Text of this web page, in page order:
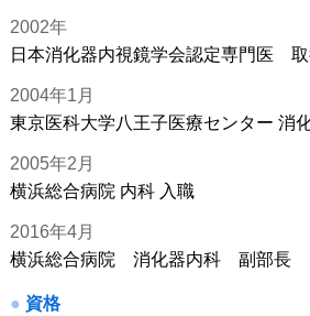
2002年
日本消化器内視鏡学会認定専門医
2004年1月
東京医科大学八王子医療センター 消
2005年2月
横浜総合病院 内科 入職
2016年4月
横浜総合病院 消化器内科 副部長
資格